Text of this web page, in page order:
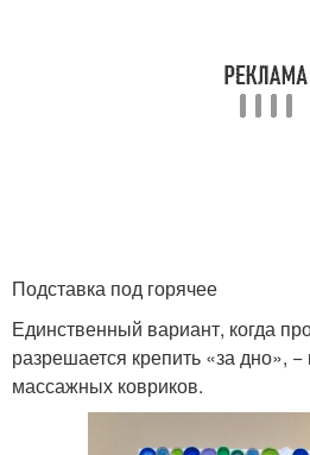
Подставка под горячее
Единственный вариант, когда
разрешается крепить «за дно»,
массажных ковриков.